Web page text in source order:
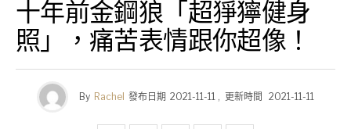
十年前金鋼狼「超猙獰健身
照」，痛苦表情跟你超像！
By Rachel 發布日期 2021-11-11 , 更新時間 2021-11-11